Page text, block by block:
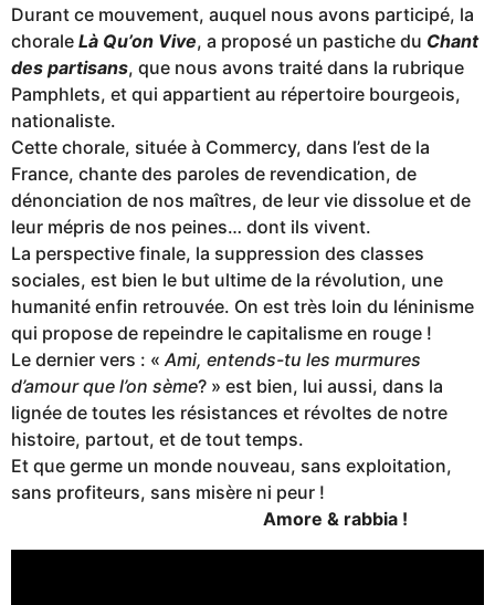
Durant ce mouvement, auquel nous avons participé, la
chorale Là Qu’on Vive, a proposé un pastiche du Chant
des partisans, que nous avons traité dans la rubrique
Pamphlets, et qui appartient au répertoire bourgeois,
nationaliste.
Cette chorale, située à Commercy, dans l’est de la
France, chante des paroles de revendication, de
dénonciation de nos maîtres, de leur vie dissolue et de
leur mépris de nos peines… dont ils vivent.
La perspective finale, la suppression des classes
sociales, est bien le but ultime de la révolution, une
humanité enfin retrouvée. On est très loin du léninisme
qui propose de repeindre le capitalisme en rouge !
Le dernier vers : « Ami, entends-tu les murmures
d’amour que l’on sème? » est bien, lui aussi, dans la
lignée de toutes les résistances et révoltes de notre
histoire, partout, et de tout temps.
Et que germe un monde nouveau, sans exploitation,
sans profiteurs, sans misère ni peur !
Amore & rabbia !